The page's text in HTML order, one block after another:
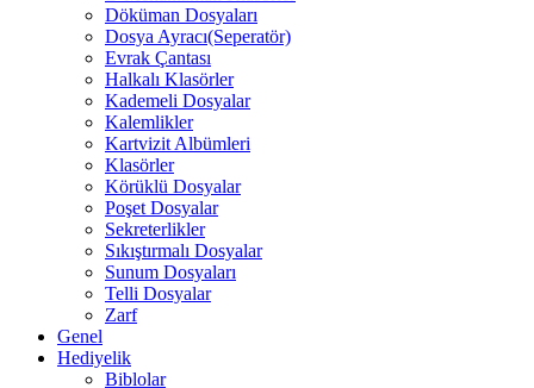
Döküman Dosyaları
Dosya Ayracı(Seperatör)
Evrak Çantası
Halkalı Klasörler
Kademeli Dosyalar
Kalemlikler
Kartvizit Albümleri
Klasörler
Körüklü Dosyalar
Poşet Dosyalar
Sekreterlikler
Sıkıştırmalı Dosyalar
Sunum Dosyaları
Telli Dosyalar
Zarf
Genel
Hediyelik
Biblolar